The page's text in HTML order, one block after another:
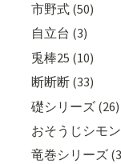
市野式 (50)
自立台 (3)
兎棒25 (10)
断断断 (33)
礎シリーズ (26)
おそうじシモ
竜巻シリーズ